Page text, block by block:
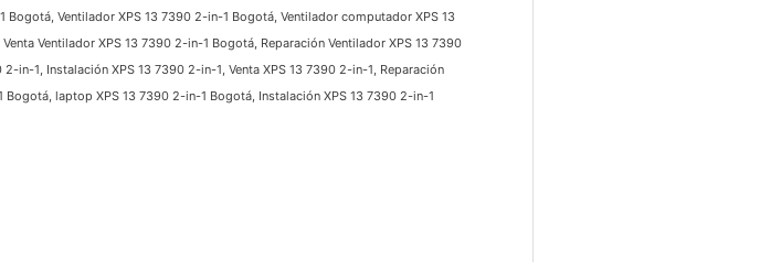
Ventilador XPS 13 7390 2-in-1 Bogotá, Ventilador computador XPS 13
Ventilador XPS 13 7390 2-in-1 Bogotá, Reparación Ventilador XPS 13 7390
1, Instalación XPS 13 7390 2-in-1, Venta XPS 13 7390 2-in-1, Reparación
laptop XPS 13 7390 2-in-1 Bogotá, Instalación XPS 13 7390 2-in-1